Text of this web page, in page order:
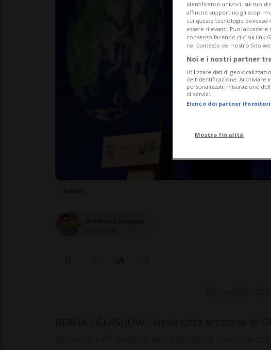
identificatori univoci, sul tuo
affinché supportino gli scopi
cui queste tecnologie
essere rilevanti. Puoi
consenso facendo clic sul link
nel contesto del nostro Sito
Noi e i nostri partner
Utilizzare dati di
dell’identificazione. Archiviare
personalizzati, misurazione
di servizi.
Elenco dei partner
Mostra finalità